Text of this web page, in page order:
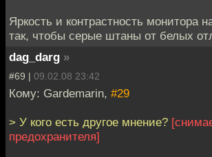
Яркость и контрастность монитора
так, чтобы серые штаны от белых
dag_darg »
#69 | 09.02.08 23:42
Кому: Gardemarin, #29
> У кого есть другое мнение?
предохранителя]